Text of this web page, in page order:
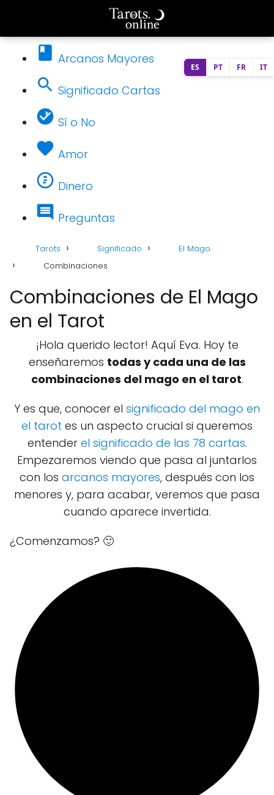
Arcanos Mayores
Significado Cartas
Sí o No
Amor
Dinero
Preguntas
Tarots Significado
El Mago
Combinaciones
Combinaciones de El Mago
en el Tarot
¡Hola querido lector! Aquí Eva. Hoy te
enseñaremos todas y cada una de las
combinaciones del mago en el tarot.
Y es que, conocer el significado del mago en
el tarot es un aspecto crucial si queremos
entender el significado de las 78 cartas.
Empezaremos viendo que pasa al juntarlos
con los arcanos mayores, después con los
menores y, para acabar, veremos que pasa
cuando aparece invertida.
¿Comenzamos? 🙂
ES PT FR IT